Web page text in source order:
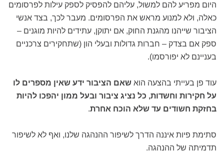
היום מפריע להם למשול, עליהם להפסיק לספק עילות לפרסומים
כאלה, ולא למנוע מראש את הפרסומים. מעבר לכך, בצד אנשי
הציבור שייהנו מהגנת החוק, אם יתוקן, עתידים להיות מוגנים –
ספק אם בצדק – חברות גדולות ובעלי הון (שתחקירים צרכניים
בעניינם לא יפורסמו).
עוד פן בעייתי בהצעה הוא שאם הציבור ידע שאין מספרים לו
על חקירות וחשדות, כל נציג ציבור ובעל ממון יהפכו להיות
בחזקת חשודים עד שלא הוכח אחרת.
סתימת פיות איננה הדרך לשיפור ההנהגה שלנו, ואף לא לשיפור
תדמיתה של ההנהגה.